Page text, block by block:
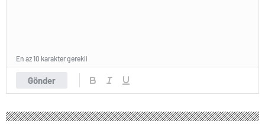
Gönder
En az 10 karakter gerekli